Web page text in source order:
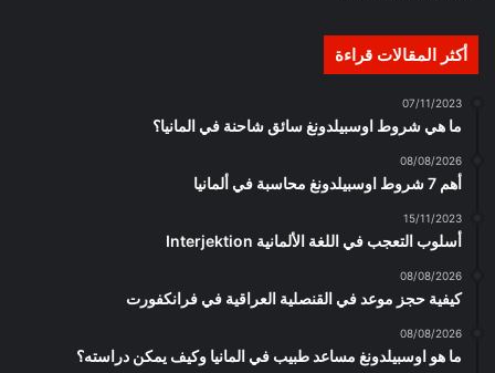
أكثر المقالات قراءة
07/11/2023
ما هي شروط اوسبيلدونغ سائق شاحنة في المانيا؟
08/08/2026
أهم 7 شروط اوسبيلدونغ محاسبة في ألمانيا
15/11/2023
أسلوب التعجب في اللغة الألمانية Interjektion
08/08/2026
كيفية حجز موعد في القنصلية العراقية في فرانكفورت
08/08/2026
ما هو اوسبيلدونغ مساعد طبيب في المانيا وكيف يمكن دراسته؟